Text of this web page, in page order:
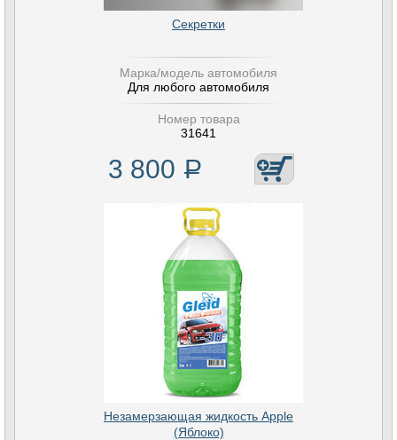
Секретки
Марка/модель автомобиля
Для любого автомобиля
Номер товара
31641
3 800 Р
Незамерзающая жидкость Apple
(Яблоко)